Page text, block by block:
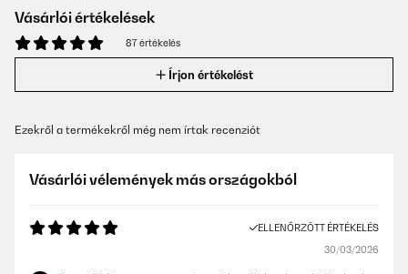
Vásárlói értékelések
87 értékelés
Írjon értékelést
Ezekről a termékekről még nem írtak recenziót
Vásárlói vélemények más országokból
ELLENŐRZÖTT ÉRTÉKELÉS
30/03/2026